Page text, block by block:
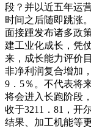
段？并以近五年运
时间之后随即跳涨
面接踵发布诸多政
建工业化成长，凭
来，成长能力评价
非净利润复合增加
9．5％。不代表将
将会进入长跑阶段
收于3211．81，开
结果、加工机能等